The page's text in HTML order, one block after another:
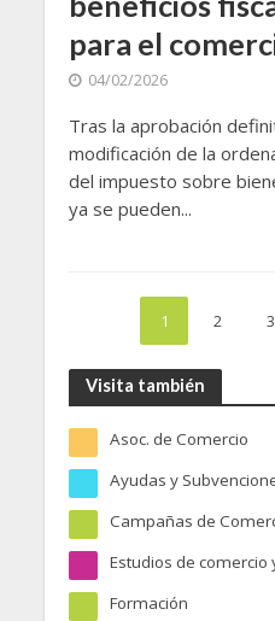
para el
04/02/2026
Tras la aprobación
modificación de la
del impuesto sobre
ya se pueden...
1 2 3
Visita también
Asoc. de Comercio
Ayudas y
Campañas de
Estudios de comercio
Formación